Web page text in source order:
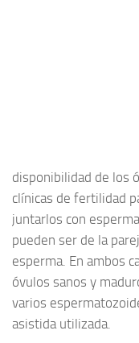
disponibilidad de los
clínicas de fertilidad
juntarlos con
pueden ser de la
esperma. En ambos
óvulos sanos y
varios
asistida utilizada.